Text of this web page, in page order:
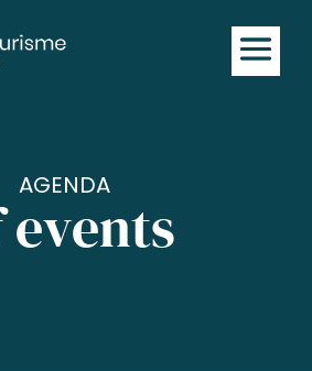
AGENDA
events